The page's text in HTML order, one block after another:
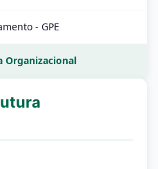
- GPE
Organizacional